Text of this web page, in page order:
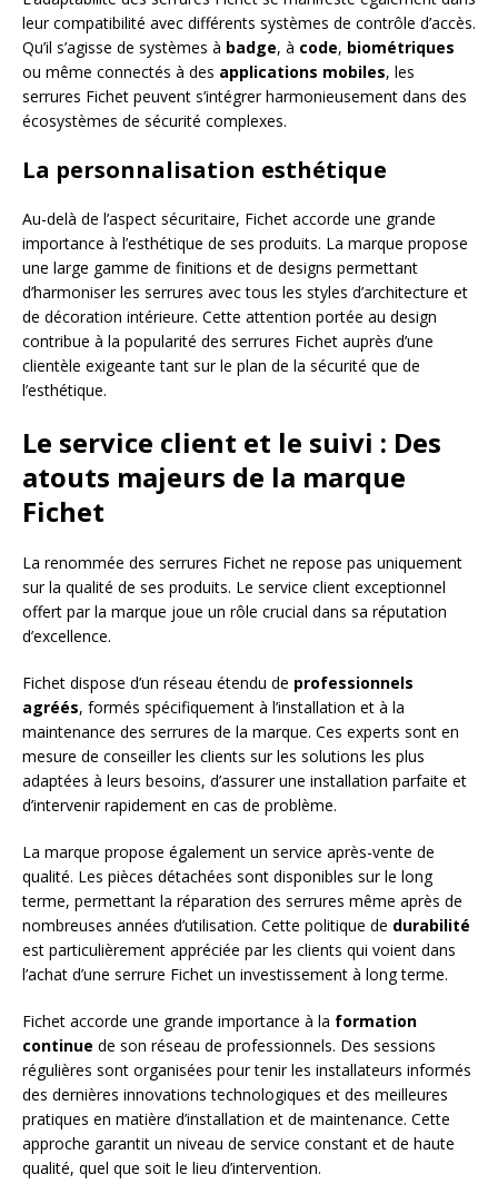
leur compatibilité avec différents systèmes de contrôle d’accès.
Qu’il s’agisse de systèmes à badge, à code, biométriques
ou même connectés à des applications mobiles, les
serrures Fichet peuvent s’intégrer harmonieusement dans des
écosystèmes de sécurité complexes.
La personnalisation esthétique
Au-delà de l’aspect sécuritaire, Fichet accorde une grande
importance à l’esthétique de ses produits. La marque propose
une large gamme de finitions et de designs permettant
d’harmoniser les serrures avec tous les styles d’architecture et
de décoration intérieure. Cette attention portée au design
contribue à la popularité des serrures Fichet auprès d’une
clientèle exigeante tant sur le plan de la sécurité que de
l’esthétique.
Le service client et le suivi : Des
atouts majeurs de la marque
Fichet
La renommée des serrures Fichet ne repose pas uniquement
sur la qualité de ses produits. Le service client exceptionnel
offert par la marque joue un rôle crucial dans sa réputation
d’excellence.
Fichet dispose d’un réseau étendu de professionnels
agréés, formés spécifiquement à l’installation et à la
maintenance des serrures de la marque. Ces experts sont en
mesure de conseiller les clients sur les solutions les plus
adaptées à leurs besoins, d’assurer une installation parfaite et
d’intervenir rapidement en cas de problème.
La marque propose également un service après-vente de
qualité. Les pièces détachées sont disponibles sur le long
terme, permettant la réparation des serrures même après de
nombreuses années d’utilisation. Cette politique de durabilité
est particulièrement appréciée par les clients qui voient dans
l’achat d’une serrure Fichet un investissement à long terme.
Fichet accorde une grande importance à la formation
continue de son réseau de professionnels. Des sessions
régulières sont organisées pour tenir les installateurs informés
des dernières innovations technologiques et des meilleures
pratiques en matière d’installation et de maintenance. Cette
approche garantit un niveau de service constant et de haute
qualité, quel que soit le lieu d’intervention.